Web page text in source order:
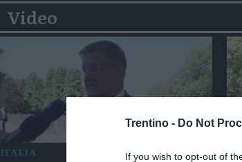
Trentino - Do Not
If you wish to opt-out of
Video
ITALIA